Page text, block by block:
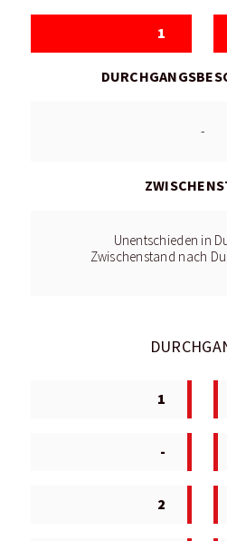
1
-
Unentschieden in
Zwischenstand nach
1
-
2